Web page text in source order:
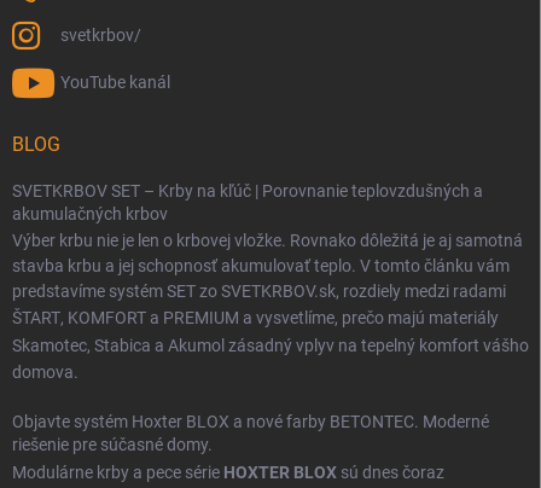
svetkrbov/
YouTube kanál
BLOG
SVETKRBOV SET – Krby na kľúč | Porovnanie teplovzdušných a
akumulačných krbov
Výber krbu nie je len o krbovej vložke. Rovnako dôležitá je aj samotná
stavba krbu a jej schopnosť akumulovať teplo. V tomto článku vám
predstavíme systém SET zo SVETKRBOV.sk, rozdiely medzi radami
ŠTART, KOMFORT a PREMIUM a vysvetlíme, prečo majú materiály
Skamotec, Stabica a Akumol zásadný vplyv na tepelný komfort vášho
domova.
Objavte systém Hoxter BLOX a nové farby BETONTEC. Moderné
riešenie pre súčasné domy.
Modulárne krby a pece série HOXTER BLOX sú dnes čoraz